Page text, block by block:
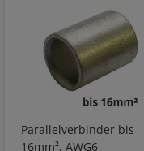
Parallelverbinder bis
16mm², AWG6